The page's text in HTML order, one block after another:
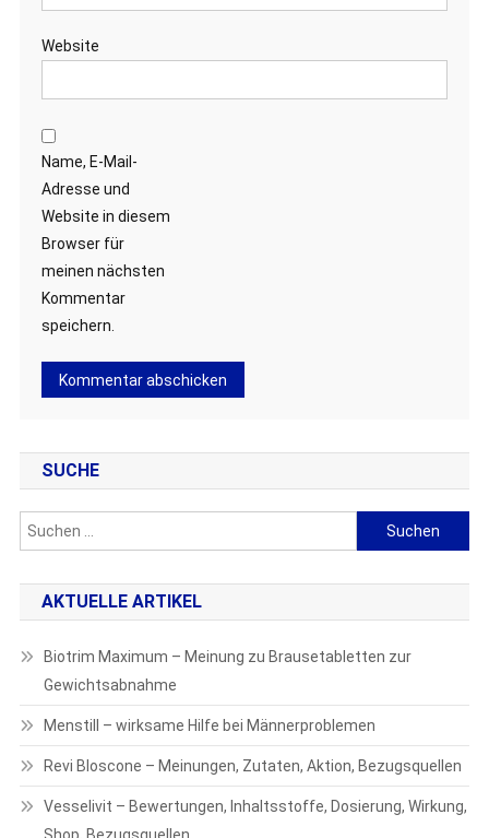
Website
Name, E-Mail-
Adresse und
Website in diesem
Browser für
meinen nächsten
Kommentar
speichern.
SUCHE
Suchen
nach:
AKTUELLE ARTIKEL
Biotrim Maximum – Meinung zu Brausetabletten zur
Gewichtsabnahme
Menstill – wirksame Hilfe bei Männerproblemen
Revi Bloscone – Meinungen, Zutaten, Aktion, Bezugsquellen
Vesselivit – Bewertungen, Inhaltsstoffe, Dosierung, Wirkung,